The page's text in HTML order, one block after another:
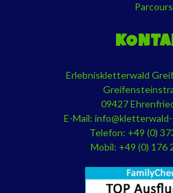
Parcours
Erlebniskletterwald
09427
E-Mail:
Telefon: +49 (0)
Mobil: +49 (0) 176